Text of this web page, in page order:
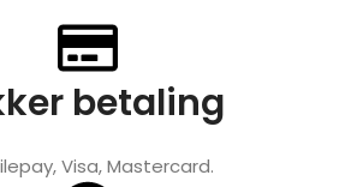
betaling
Visa, Mastercard.